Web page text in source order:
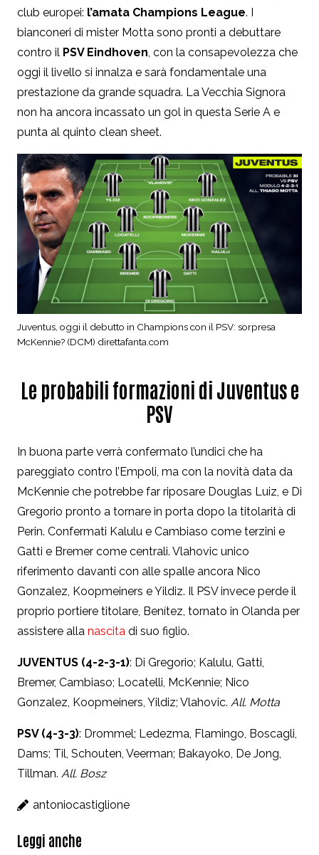
club europei: l’amata Champions League. I
bianconeri di mister Motta sono pronti a debuttare
contro il PSV Eindhoven, con la consapevolezza che
oggi il livello si innalza e sarà fondamentale una
prestazione da grande squadra. La Vecchia Signora
non ha ancora incassato un gol in questa Serie A e
punta al quinto clean sheet.
Juventus, oggi il debutto in Champions con il PSV: sorpresa
McKennie? (DCM) direttafanta.com
Le probabili formazioni di Juventus e
PSV
In buona parte verrà confermato l’undici che ha
pareggiato contro l’Empoli, ma con la novità data da
McKennie che potrebbe far riposare Douglas Luiz, e Di
Gregorio pronto a tornare in porta dopo la titolarità di
Perin. Confermati Kalulu e Cambiaso come terzini e
Gatti e Bremer come centrali. Vlahovic unico
riferimento davanti con alle spalle ancora Nico
Gonzalez, Koopmeiners e Yildiz. Il PSV invece perde il
proprio portiere titolare, Benítez, tornato in Olanda per
assistere alla nascita di suo figlio.
JUVENTUS (4-2-3-1): Di Gregorio; Kalulu, Gatti,
Bremer, Cambiaso; Locatelli, McKennie; Nico
Gonzalez, Koopmeiners, Yildiz; Vlahovic. All. Motta
PSV (4-3-3): Drommel; Ledezma, Flamingo, Boscagli,
Dams; Til, Schouten, Veerman; Bakayoko, De Jong,
Tillman. All. Bosz
antoniocastiglione
Leggi anche